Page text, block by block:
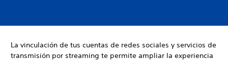
La vinculación de tus cuentas de redes sociales y servicios de
transmisión por streaming te permite ampliar la experiencia